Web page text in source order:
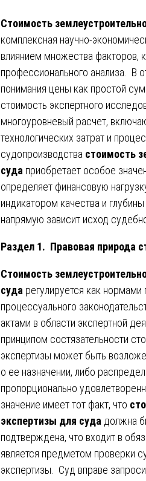
Стоимость
комплексная научно-
влиянием множества факторов,
профессионального анализа. В
понимания цены как простой
стоимость экспертного
многоуровневый расчет,
технологических затрат и
судопроизводства стоимость
суда приобретает особое
определяет финансовую
индикатором качества и
напрямую зависит исход
Раздел 1. Правовая природа
Стоимость
суда регулируется как
процессуального
актами в области экспертной
принципом состязательности
экспертизы может быть
о ее назначении, либо
пропорционально
значение имеет тот факт, что
экспертизы для суда должна
подтверждена, что входит в
является предметом проверки
экспертизы. Суд вправе